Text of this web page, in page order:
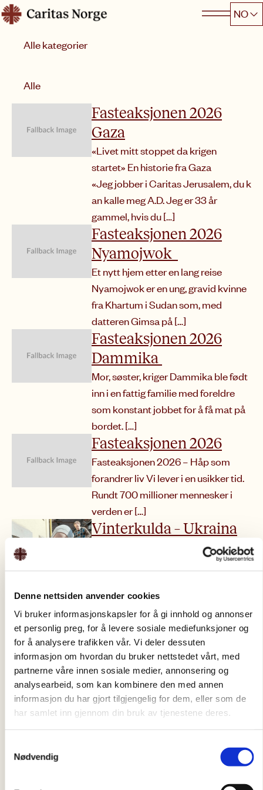
Denne nettsiden anvender cookies
Vi bruker informasjonskapsler for å gi innhold og annonser
et personlig preg, for å levere sosiale mediefunksjoner og
for å analysere trafikken vår. Vi deler dessuten
informasjon om hvordan du bruker nettstedet vårt, med
partnerne våre innen sosiale medier, annonsering og
analysearbeid, som kan kombinere den med annen
informasjon du har gjort tilgjengelig for dem, eller som de
har samlet inn gjennom din bruk av tjenestene deres.
Nødvendig
Hopp
til
innhold
Caritas
NO
Alle
Fasteaksjonen 2026
Gaza
«Livet mitt stoppet da krigen
startet» En historie fra Gaza
«Jeg jobber i Caritas Jerusalem, du k
an kalle meg A.D. Jeg er 33 år
gammel, hvis du […]
Fasteaksjonen 2026
Nyamojwok
Et nytt hjem etter en lang reise
Nyamojwok er en ung, gravid kvinne
fra Khartum i Sudan som, med
datteren Gimsa på […]
Fasteaksjonen 2026
Dammika
Mor, søster, kriger Dammika ble født
inn i en fattig familie med foreldre
som konstant jobbet for å få mat på
bordet. […]
Fasteaksjonen 2026
Fasteaksjonen 2026 – Håp som
forandrer liv Vi lever i en usikker tid.
Rundt 700 millioner mennesker i
verden er […]
Vinterkulda – Ukraina
Vinterkulda – en ekstra byrde for de
som allerede lider Vinterkulda har
nabolandene. Krigen har […]
Julekampanje 25 Inna
og døtrene
Nøden tar ikke juleferie Inna (36) bor
sammen med sine to døtre og sin far
i Liubar, Ukraina. Livet har […]
Julekampanje 25 Aisha
Aisha sin historie – Moren som
besøkte nyfødte på Shuhada Al-
Aqsa sykehuset møtte de Aisha. […]